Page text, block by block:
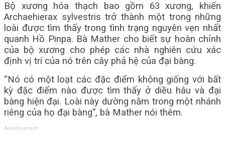
Bộ xương hóa thạch bao gồm 63 xương, khiến
Archaehierax sylvestris trở thành một trong những
loài được tìm thấy trong tình trạng nguyên vẹn nhất
quanh Hồ Pinpa. Bà Mather cho biết sự hoàn chỉnh
của bộ xương cho phép các nhà nghiên cứu xác
định vị trí của nó trên cây phả hệ của đại bàng.
“Nó có một loạt các đặc điểm không giống với bất
kỳ đặc điểm nào được tìm thấy ở diều hâu và đại
bàng hiện đại. Loài này dường nằm trong một nhánh
riêng của họ đại bàng”, bà Mather nói thêm.
Advertisement